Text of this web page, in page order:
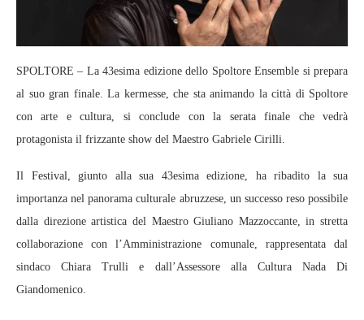
SPOLTORE – La 43esima edizione dello Spoltore Ensemble si prepara
al suo gran finale. La kermesse, che sta animando la città di Spoltore
con arte e cultura, si conclude con la serata finale che vedrà
protagonista il frizzante show del Maestro Gabriele Cirilli.
Il Festival, giunto alla sua 43esima edizione, ha ribadito la sua
importanza nel panorama culturale abruzzese, un successo reso possibile
dalla direzione artistica del Maestro Giuliano Mazzoccante, in stretta
collaborazione con l’Amministrazione comunale, rappresentata dal
sindaco Chiara Trulli e dall’Assessore alla Cultura Nada Di
Giandomenico.